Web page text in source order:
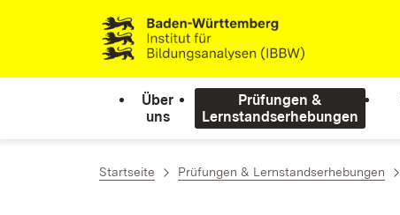
Zum Inhalt springen
Link zur Startseite
Über
uns
Prüfungen &
Lernstandserhebungen
Startseite Prüfungen & Lernstandserhebungen